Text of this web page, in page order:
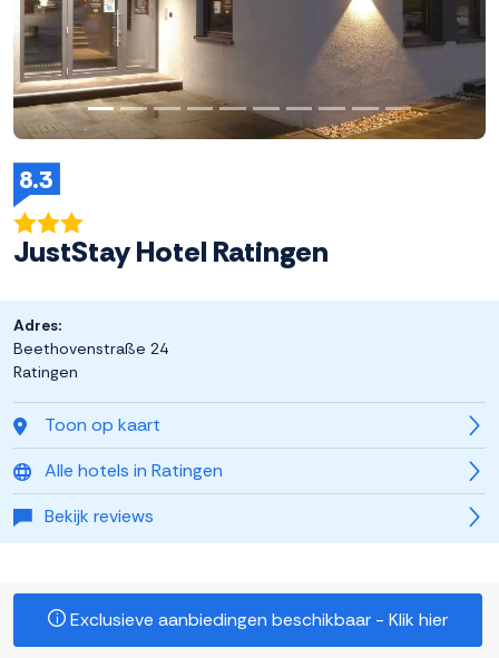
8.3
JustStay Hotel Ratingen
Toon op kaart
Alle hotels in Ratingen
Bekijk reviews
Adres:
Beethovenstraße 24
Ratingen
Exclusieve aanbiedingen beschikbaar - Klik hier